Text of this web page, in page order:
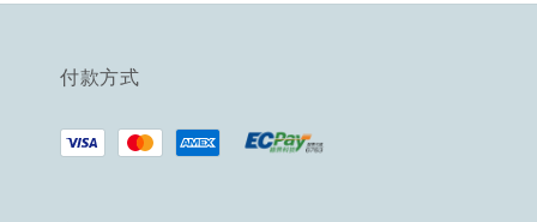
付款方式